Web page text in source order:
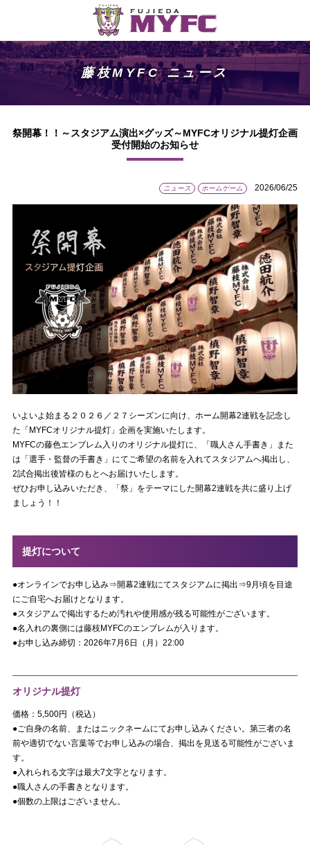
藤枝MYFC ニュース
祭開幕！！～スタジアム演出×グッズ～MYFCオリジナル提灯企画
受付開始のお知らせ
ニュース ホームゲーム 2026/06/25
いよいよ始まる２０２６／２７シーズンに向け、ホーム開幕2連戦を記念し
た「MYFCオリジナル提灯」企画を実施いたします。
MYFCの藤色エンブレム入りのオリジナル提灯に、「職人さん手書き」また
は「選手・監督の手書き」にてご希望の名前を入れてスタジアムへ掲出し、
2試合掲出後皆様のもとへお届けいたします。
ぜひお申し込みいただき、「祭」をテーマにした開幕2連戦を共に盛り上げ
ましょう！！
提灯について
●オンラインでお申し込み⇒開幕2連戦にてスタジアムに掲出⇒9月頃を目途
にご自宅へお届けとなります。
●スタジアムで掲出するため汚れや使用感が残る可能性がございます。
●名入れの裏側には藤枝MYFCのエンブレムが入ります。
●お申し込み締切：2026年7月6日（月）22:00
オリジナル提灯
価格：5,500円（税込）
●ご自身の名前、またはニックネームにてお申し込みください。第三者の名
前や適切でない言葉等でお申し込みの場合、掲出を見送る可能性がございま
す。
●入れられる文字は最大7文字となります。
●職人さんの手書きとなります。
●個数の上限はございません。